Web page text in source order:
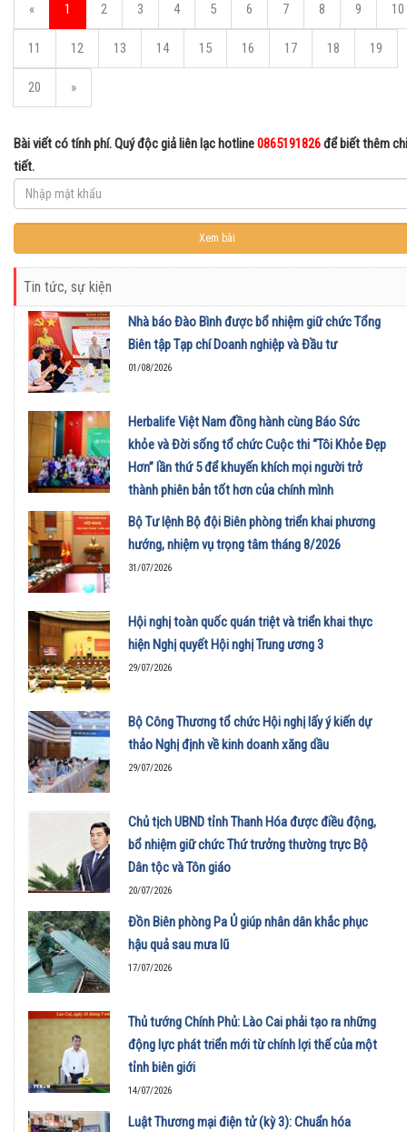
« 1 2 3 4 5 6 7 8 9 10
11 12 13 14 15 16 17 18 19
20 »
Bài viết có tính phí. Quý độc giả liên lạc hotline0865191826để biết thêm chi
tiết.
Tin tức, sự kiện
Nhà báo Đào Bình được bổ nhiệm giữ chức Tổng
Biên tập Tạp chí Doanh nghiệp và Đầu tư
01/08/2026
Herbalife Việt Nam đồng hành cùng Báo Sức
khỏe và Đời sống tổ chức Cuộc thi “Tôi Khỏe Đẹp
Hơn” lần thứ 5 để khuyến khích mọi người trở
thành phiên bản tốt hơn của chính mình
01/08/2026
Bộ Tư lệnh Bộ đội Biên phòng triển khai phương
hướng, nhiệm vụ trọng tâm tháng 8/2026
31/07/2026
Hội nghị toàn quốc quán triệt và triển khai thực
hiện Nghị quyết Hội nghị Trung ương 3
29/07/2026
Bộ Công Thương tổ chức Hội nghị lấy ý kiến dự
thảo Nghị định về kinh doanh xăng dầu
29/07/2026
Chủ tịch UBND tỉnh Thanh Hóa được điều động,
bổ nhiệm giữ chức Thứ trưởng thường trực Bộ
Dân tộc và Tôn giáo
20/07/2026
Đồn Biên phòng Pa Ủ giúp nhân dân khắc phục
hậu quả sau mưa lũ
17/07/2026
Thủ tướng Chính Phủ: Lào Cai phải tạo ra những
động lực phát triển mới từ chính lợi thế của một
tỉnh biên giới
14/07/2026
Luật Thương mại điện tử (kỳ 3): Chuẩn hóa